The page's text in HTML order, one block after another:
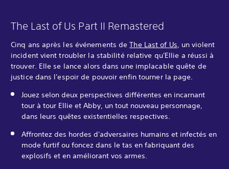
The Last of Us Part II Remastered
Cinq ans après les événements deThe Last of Us, un violent
incident vient troubler la stabilité relative qu'Ellie a réussi à
trouver. Elle se lance alors dans une implacable quête de
justice dans l'espoir de pouvoir enfin tourner la page.
Jouez selon deux perspectives différentes en incarnant
tour à tour Ellie et Abby, un tout nouveau personnage,
dans leurs quêtes existentielles respectives.
Affrontez des hordes d'adversaires humains et infectés en
mode furtif ou foncez dans le tas en fabriquant des
explosifs et en améliorant vos armes.‎